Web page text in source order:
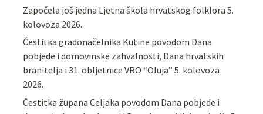
Započela još jedna Ljetna škola hrvatskog folklora 5.
kolovoza 2026.
Čestitka gradonačelnika Kutine povodom Dana
pobjede i domovinske zahvalnosti, Dana hrvatskih
branitelja i 31. obljetnice VRO “Oluja” 5. kolovoza
2026.
Čestitka župana Celjaka povodom Dana pobjede i